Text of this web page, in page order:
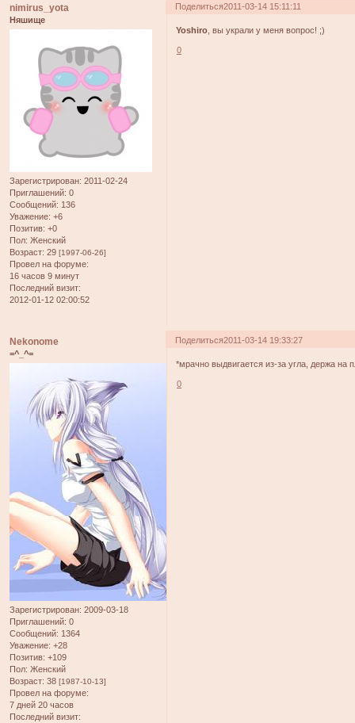
Поделиться2011-03-14 15:11:11
nimirus_yota
Няшище
Зарегистрирован: 2011-02-24
Приглашений: 0
Сообщений: 136
Уважение: +6
Позитив: +0
Пол: Женский
Возраст: 29 [1997-06-26]
Провел на форуме:
16 часов 9 минут
Последний визит:
2012-01-12 02:00:52
Yoshiro , вы украли у меня вопрос! ;)
0
Поделиться2011-03-14 19:33:27
Nekonome
=^_^=
Зарегистрирован: 2009-03-18
Приглашений: 0
Сообщений: 1364
Уважение: +28
Позитив: +109
Пол: Женский
Возраст: 38 [1987-10-13]
Провел на форуме:
7 дней 20 часов
Последний визит:
*мрачно выдвигается из-за угла, держа на
0